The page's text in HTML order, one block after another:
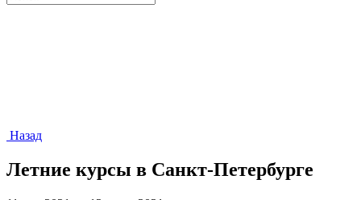
Назад
Летние курсы в Санкт-Петербурге